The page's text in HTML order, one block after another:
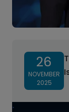
26
NOVEMBER
2025